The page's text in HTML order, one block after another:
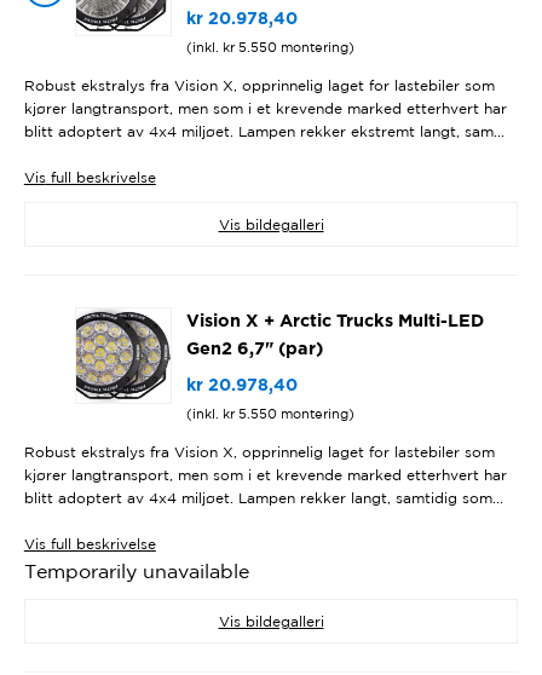
kr20.978,40
(inkl. kr5.550montering)
Robust ekstralys fra Vision X, opprinnelig laget for lastebiler som
kjører langtransport, men som i et krevende marked etterhvert har
blitt adoptert av 4x4 miljøet. Lampen rekker ekstremt langt, sam...
Visfull beskrivelse
Vis bildegalleri
Vision X + Arctic Trucks Multi-LED
Gen2 6,7" (par)
kr20.978,40
(inkl. kr5.550montering)
Robust ekstralys fra Vision X, opprinnelig laget for lastebiler som
kjører langtransport, men som i et krevende marked etterhvert har
blitt adoptert av 4x4 miljøet. Lampen rekker langt, samtidig som...
Visfull beskrivelse
Temporarily unavailable
Vis bildegalleri